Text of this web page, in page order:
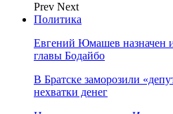
Prev Next
Политика
Евгений Юмашев назначен
главы Бодайбо
В Братске заморозили
нехватки денег